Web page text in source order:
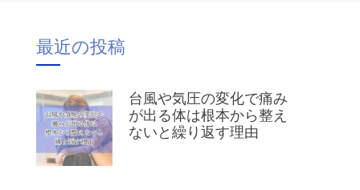
最近の投稿
台風や気圧の変化で痛み
が出る体は根本から整え
ないと繰り返す理由